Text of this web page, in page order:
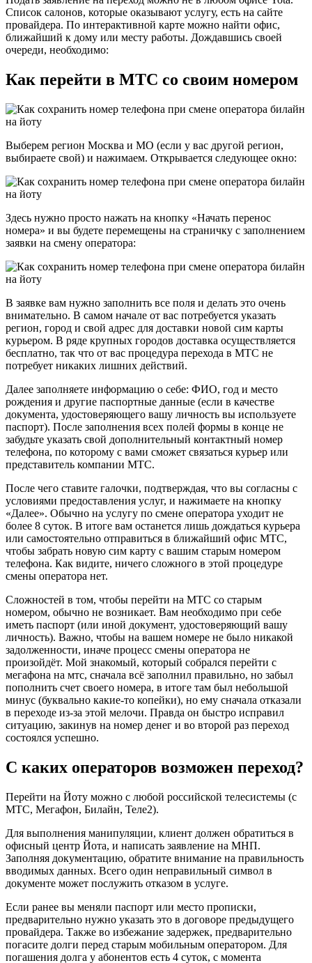
Список салонов, которые оказывают услугу, есть на сайте
провайдера. По интерактивной карте можно найти офис,
ближайший к дому или месту работы. Дождавшись своей
очереди, необходимо:
Как перейти в МТС со своим номером
Выберем регион Москва и МО (если у вас другой регион,
выбираете свой) и нажимаем. Открывается следующее окно:
Здесь нужно просто нажать на кнопку «Начать перенос
номера» и вы будете перемещены на страничку с заполнением
заявки на смену оператора:
В заявке вам нужно заполнить все поля и делать это очень
внимательно. В самом начале от вас потребуется указать
регион, город и свой адрес для доставки новой сим карты
курьером. В ряде крупных городов доставка осуществляется
бесплатно, так что от вас процедура перехода в МТС не
потребует никаких лишних действий.
Далее заполняете информацию о себе: ФИО, год и место
рождения и другие паспортные данные (если в качестве
документа, удостоверяющего вашу личность вы используете
паспорт). После заполнения всех полей формы в конце не
забудьте указать свой дополнительный контактный номер
телефона, по которому с вами сможет связаться курьер или
представитель компании МТС.
После чего ставите галочки, подтверждая, что вы согласны с
условиями предоставления услуг, и нажимаете на кнопку
«Далее». Обычно на услугу по смене оператора уходит не
более 8 суток. В итоге вам останется лишь дождаться курьера
или самостоятельно отправиться в ближайший офис МТС,
чтобы забрать новую сим карту с вашим старым номером
телефона. Как видите, ничего сложного в этой процедуре
смены оператора нет.
Сложностей в том, чтобы перейти на МТС со старым
номером, обычно не возникает. Вам необходимо при себе
иметь паспорт (или иной документ, удостоверяющий вашу
личность). Важно, чтобы на вашем номере не было никакой
задолженности, иначе процесс смены оператора не
произойдёт. Мой знакомый, который собрался перейти с
мегафона на мтс, сначала всё заполнил правильно, но забыл
пополнить счет своего номера, в итоге там был небольшой
минус (буквально какие-то копейки), но ему сначала отказали
в переходе из-за этой мелочи. Правда он быстро исправил
ситуацию, закинув на номер денег и во второй раз переход
состоялся успешно.
С каких операторов возможен переход?
Перейти на Йоту можно с любой российской телесистемы (с
МТС, Мегафон, Билайн, Теле2).
Для выполнения манипуляции, клиент должен обратиться в
офисный центр Йота, и написать заявление на МНП.
Заполняя документацию, обратите внимание на правильность
вводимых данных. Всего один неправильный символ в
документе может послужить отказом в услуге.
Если ранее вы меняли паспорт или место прописки,
предварительно нужно указать это в договоре предыдущего
провайдера. Также во избежание задержек, предварительно
погасите долги перед старым мобильным оператором. Для
погашения долга у абонентов есть 4 суток, с момента